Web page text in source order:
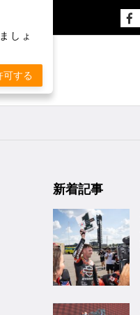
新着記事
しょ
可する